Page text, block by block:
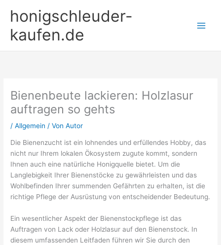
Inhalthonigschleuder-
kaufen.de
Bienenbeute lackieren: Holzlasur
auftragen so gehts
/Allgemein / VonAutor
Die Bienenzucht ist ein lohnendes und erfüllendes Hobby, das
nicht nur Ihrem lokalen Ökosystem zugute kommt, sondern
Ihnen auch eine natürliche Honigquelle bietet. Um die
Langlebigkeit Ihrer Bienenstöcke zu gewährleisten und das
Wohlbefinden Ihrer summenden Gefährten zu erhalten, ist die
richtige Pflege der Ausrüstung von entscheidender Bedeutung.
Ein wesentlicher Aspekt der Bienenstockpflege ist das
Auftragen von Lack oder Holzlasur auf den Bienenstock. In
diesem umfassenden Leitfaden führen wir Sie durch den